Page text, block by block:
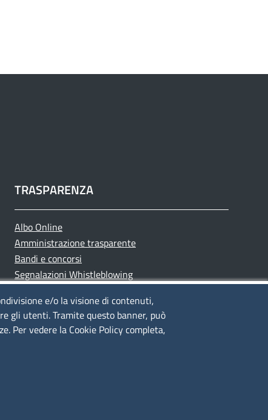
TRASPARENZA
Albo Online
Amministrazione trasparente
Bandi e concorsi
Segnalazioni Whistleblowing
IBAN e pagamenti informatici
Informative privacy e cookie
Verifiche PA
e/o la visione di contenuti,
gli utenti. Tramite questo banner, può
Per vedere la Cookie Policy completa,